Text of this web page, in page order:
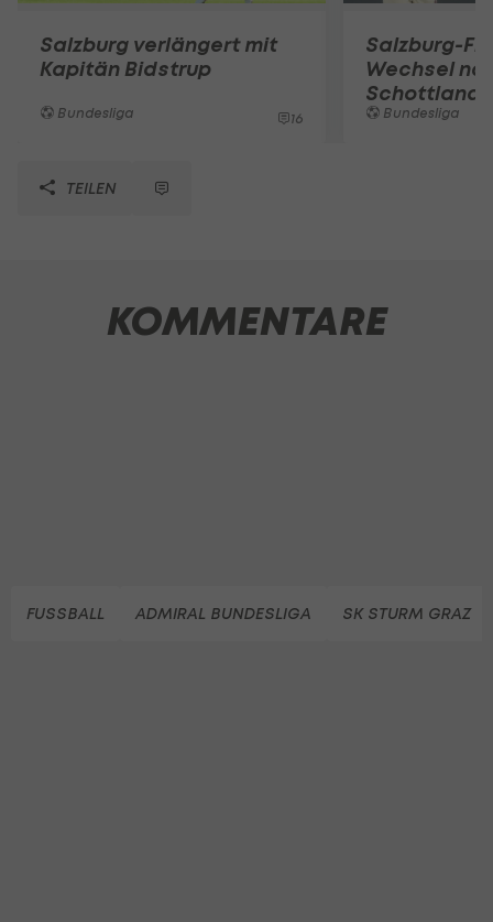
Salzburg verlängert mit
Kapitän Bidstrup
Bundesliga 16
Salzburg-
Wechsel
Schottland
Bundesliga
TEILEN
KOMMENTARE
FUSSBALL ADMIRAL BUNDESLIGA SK STURM GRAZ